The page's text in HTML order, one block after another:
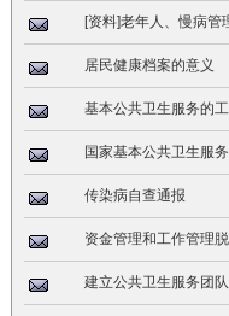
[资料]老年人、慢病管
居民健康档案的意义
基本公共卫生服务的
国家基本公共卫生服
传染病自查通报
资金管理和工作管理
建立公共卫生服务团